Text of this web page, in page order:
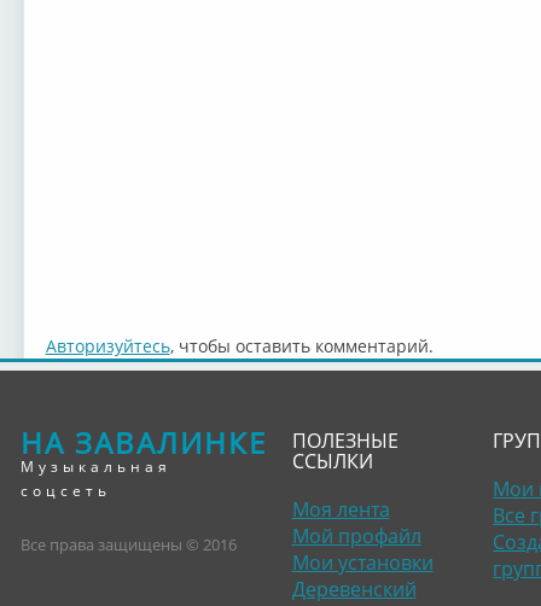
Авторизуйтесь, чтобы оставить комментарий.
НА ЗАВАЛИНКЕ
Музыкальная
соцсеть
Все права защищены © 2016
ПОЛЕЗНЫЕ
ССЫЛКИ
Моя лента
Мой профайл
Мои установки
Деревенский
Мои
Все